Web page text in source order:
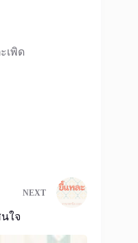
เพิด
NEXT
ใจ